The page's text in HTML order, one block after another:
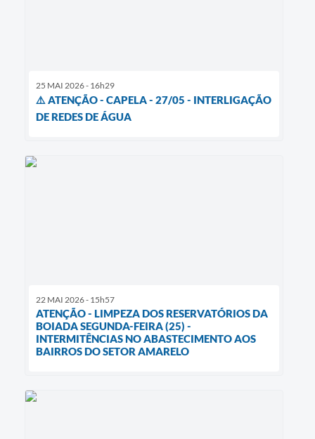
25 MAI 2026 - 16h29
⚠️ ATENÇÃO - CAPELA - 27/05 - INTERLIGAÇÃO
DE REDES DE ÁGUA
22 MAI 2026 - 15h57
ATENÇÃO - LIMPEZA DOS RESERVATÓRIOS DA
BOIADA SEGUNDA-FEIRA (25) -
INTERMITÊNCIAS NO ABASTECIMENTO AOS
BAIRROS DO SETOR AMARELO